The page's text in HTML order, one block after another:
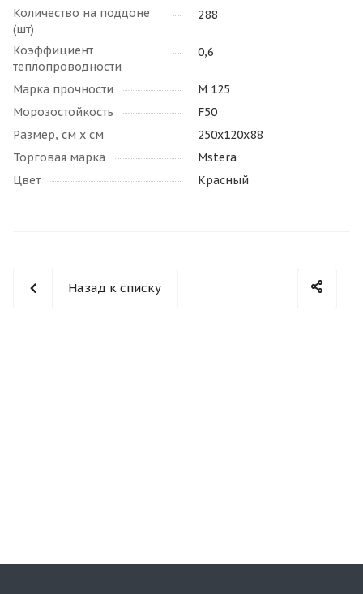
Количество на поддоне
(шт)
288
Коэффициент
теплопроводности
0,6
Марка прочности
М 125
Морозостойкость
F50
Размер, см х см
250х120х88
Торговая марка
Mstera
Цвет
Красный
Назад к списку